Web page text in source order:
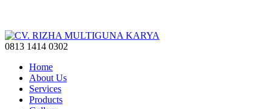
0813 1414 0302
Home
About Us
Services
Products